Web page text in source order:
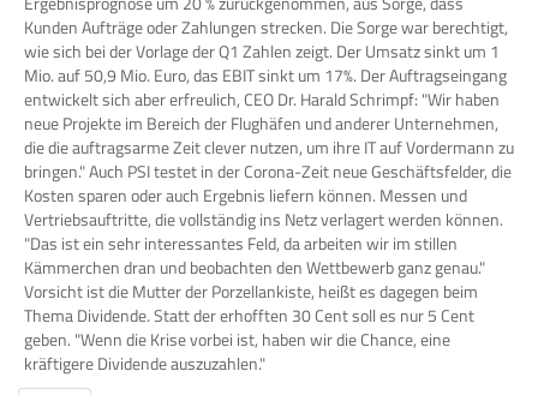
Kunden Aufträge oder Zahlungen strecken. Die Sorge war berechtigt,
wie sich bei der Vorlage der Q1 Zahlen zeigt. Der Umsatz sinkt um 1
Mio. auf 50,9 Mio. Euro, das EBIT sinkt um 17%. Der Auftragseingang
entwickelt sich aber erfreulich, CEO Dr. Harald Schrimpf: "Wir haben
neue Projekte im Bereich der Flughäfen und anderer Unternehmen,
die die auftragsarme Zeit clever nutzen, um ihre IT auf Vordermann zu
bringen." Auch PSI testet in der Corona-Zeit neue Geschäftsfelder, die
Kosten sparen oder auch Ergebnis liefern können. Messen und
Vertriebsauftritte, die vollständig ins Netz verlagert werden können.
"Das ist ein sehr interessantes Feld, da arbeiten wir im stillen
Kämmerchen dran und beobachten den Wettbewerb ganz genau."
Vorsicht ist die Mutter der Porzellankiste, heißt es dagegen beim
Thema Dividende. Statt der erhofften 30 Cent soll es nur 5 Cent
geben. "Wenn die Krise vorbei ist, haben wir die Chance, eine
kräftigere Dividende auszuzahlen."